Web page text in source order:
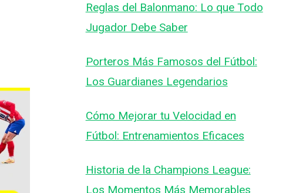
Reglas del Balonmano: Lo que Todo
Jugador Debe Saber
Porteros Más Famosos del Fútbol:
Los Guardianes Legendarios
Cómo Mejorar tu Velocidad en
Fútbol: Entrenamientos Eficaces
Historia de la Champions League:
Los Momentos Más Memorables